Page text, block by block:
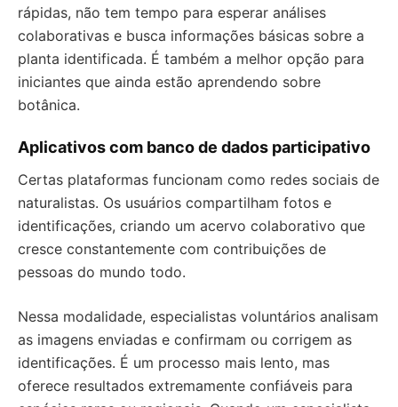
rápidas, não tem tempo para esperar análises
colaborativas e busca informações básicas sobre a
planta identificada. É também a melhor opção para
iniciantes que ainda estão aprendendo sobre
botânica.
Aplicativos com banco de dados participativo
Certas plataformas funcionam como redes sociais de
naturalistas. Os usuários compartilham fotos e
identificações, criando um acervo colaborativo que
cresce constantemente com contribuições de
pessoas do mundo todo.
Nessa modalidade, especialistas voluntários analisam
as imagens enviadas e confirmam ou corrigem as
identificações. É um processo mais lento, mas
oferece resultados extremamente confiáveis para